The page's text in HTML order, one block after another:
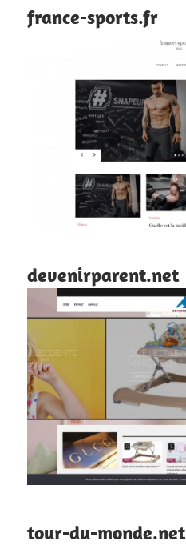
france-sports.fr
devenirparent.net
tour-du-monde.net